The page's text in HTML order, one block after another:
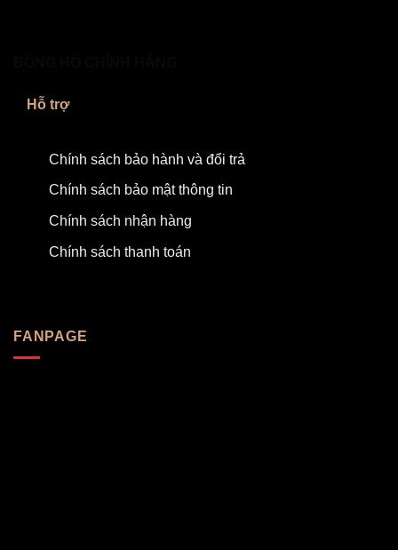
Hỗ trợ
Chính sách bảo hành và đổi trả
Chính sách bảo mật thông tin
Chính sách nhận hàng
Chính sách thanh toán
FANPAGE